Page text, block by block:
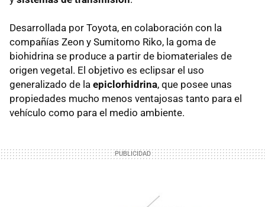
Desarrollada por Toyota, en colaboración con la
compañías Zeon y Sumitomo Riko, la goma de
biohidrina se produce a partir de biomateriales de
origen vegetal. El objetivo es eclipsar el uso
generalizado de la epiclorhidrina, que posee unas
propiedades mucho menos ventajosas tanto para el
vehículo como para el medio ambiente.